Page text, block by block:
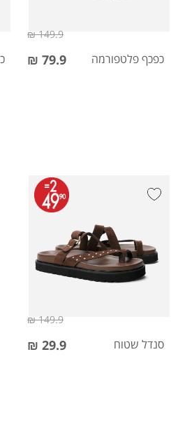
כפכף פלטפורמה 79.9 ₪
149.9 ₪
סנדל שטוח 29.9 ₪
149.9 ₪